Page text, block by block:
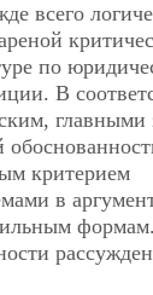
всего
по
В
главными
критерием
в